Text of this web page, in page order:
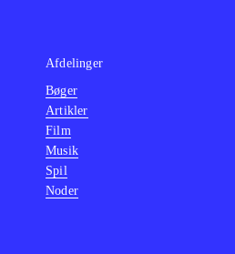
Afdelinger
Bøger
Artikler
Film
Musik
Spil
Noder